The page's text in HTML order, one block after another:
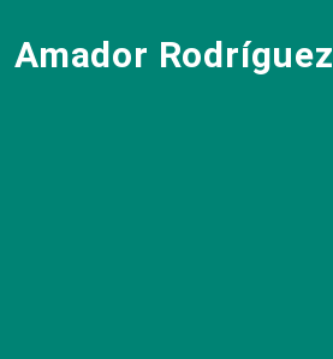
Amador Rodríguez